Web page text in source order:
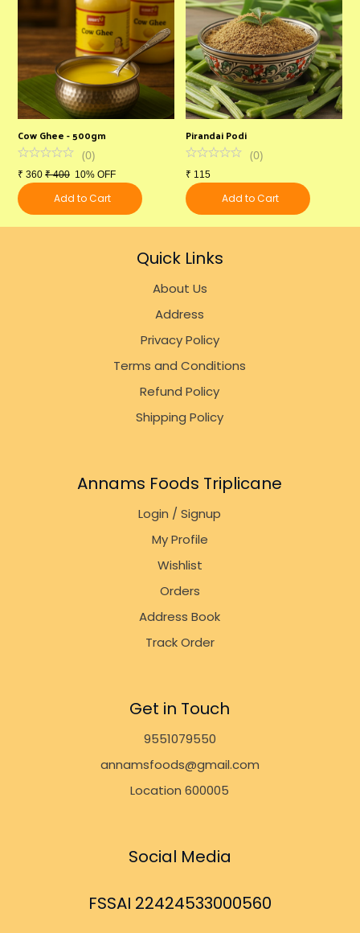
Cow Ghee - 500gm
(0)
₹ 360 ₹400 10% OFF
Add to Cart
Pirandai Podi
(0)
₹ 115
Add to Cart
Quick Links
About Us
Address
Privacy Policy
Terms and Conditions
Refund Policy
Shipping Policy
Annams Foods Triplicane
Login / Signup
My Profile
Wishlist
Orders
Address Book
Track Order
Get in Touch
9551079550
annamsfoods@gmail.com
Location 600005
Social Media
FSSAI 22424533000560